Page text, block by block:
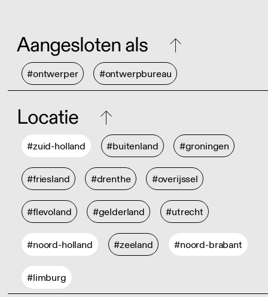
Aangesloten als
#ontwerper #ontwerpbureau
Locatie
#zuid-holland #buitenland #groningen
#friesland #drenthe #overijssel
#flevoland #gelderland #utrecht
#noord-holland #zeeland #noord-brabant
#limburg